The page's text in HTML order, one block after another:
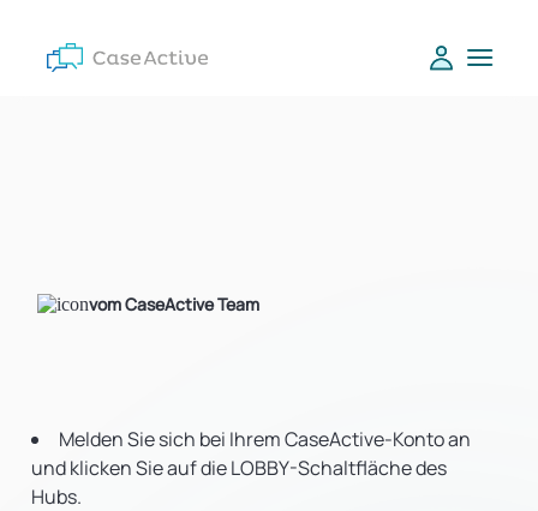
vom CaseActive Team
Melden Sie sich bei Ihrem CaseActive-Konto an
und klicken Sie auf die LOBBY-Schaltfläche des
Hubs.